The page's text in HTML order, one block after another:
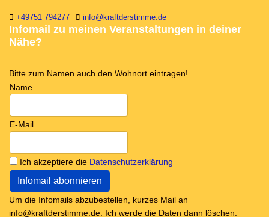
+49751 794277 info@kraftderstimme.de
Infomail zu meinen Veranstaltungen in deiner
Nähe?
Bitte zum Namen auch den Wohnort eintragen!
Name
E-Mail
Ich akzeptiere die Datenschutzerklärung
Um die Infomails abzubestellen, kurzes Mail an
info@kraftderstimme.de. Ich werde die Daten dann löschen.